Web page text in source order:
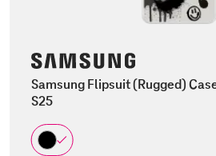
Samsung Flipsuit (Rugged)
S25